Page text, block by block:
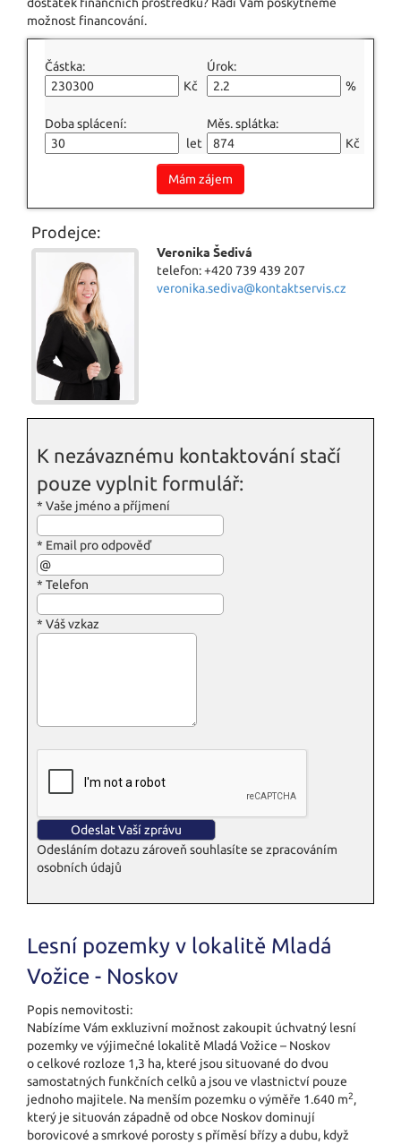
možnost financování.
Částka:
Kč
Úrok:
%
Doba splácení:
let
Měs. splátka:
Kč
Mám zájem
Prodejce:
Veronika Šedivá
telefon: +420 739 439 207
veronika.sediva@kontaktservis.cz
K nezávaznému kontaktování stačí
pouze vyplnit formulář:
* Vaše jméno a příjmení
* Email pro odpověď
* Telefon
* Váš vzkaz
Odesláním dotazu zároveň souhlasíte se zpracováním
osobních údajů
Lesní pozemky v lokalitě Mladá
Vožice - Noskov
Popis nemovitosti:
Nabízíme Vám exkluzivní možnost zakoupit úchvatný lesní
pozemky ve výjimečné lokalitě Mladá Vožice – Noskov
o celkové rozloze 1,3 ha, které jsou situované do dvou
samostatných funkčních celků a jsou ve vlastnictví pouze
jednoho majitele. Na menším pozemku o výměře 1.640 m2,
který je situován západně od obce Noskov dominují
borovicové a smrkové porosty s příměsí břízy a dubu, když